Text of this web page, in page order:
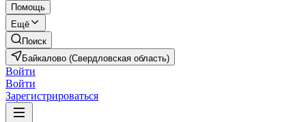
Помощь
Ещё
Поиск
Байкалово (Свердловская область)
Войти
Войти
Зарегистрироваться